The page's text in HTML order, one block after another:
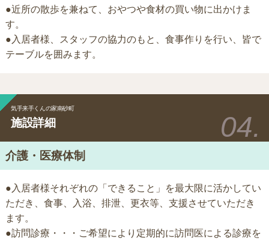
●近所の散歩を兼ねて、おやつや食材の買い物に出かけま
す。
●入居者様、スタッフの協力のもと、食事作りを行い、皆で
テーブルを囲みます。
気手来手くんの家南砂町
施設詳細
介護・医療体制
●入居者様それぞれの「できること」を最大限に活かしてい
ただき、食事、入浴、排泄、更衣等、支援させていただき
ます。
●訪問診療・・・ご希望により定期的に訪問医による診療を